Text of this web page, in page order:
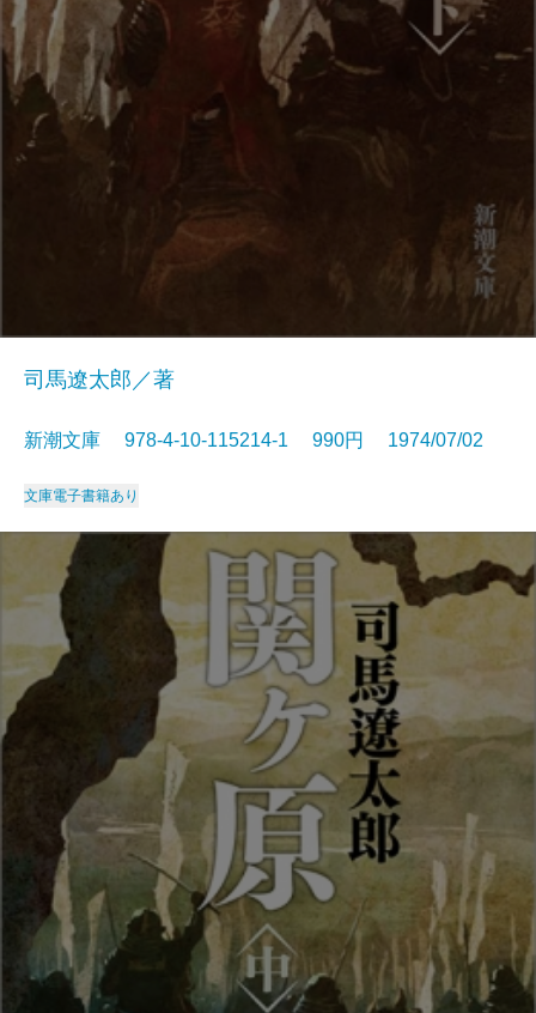
司馬遼太郎／著
新潮文庫 978-4-10-115214-1 990円 1974/07/02
文庫電子書籍あり